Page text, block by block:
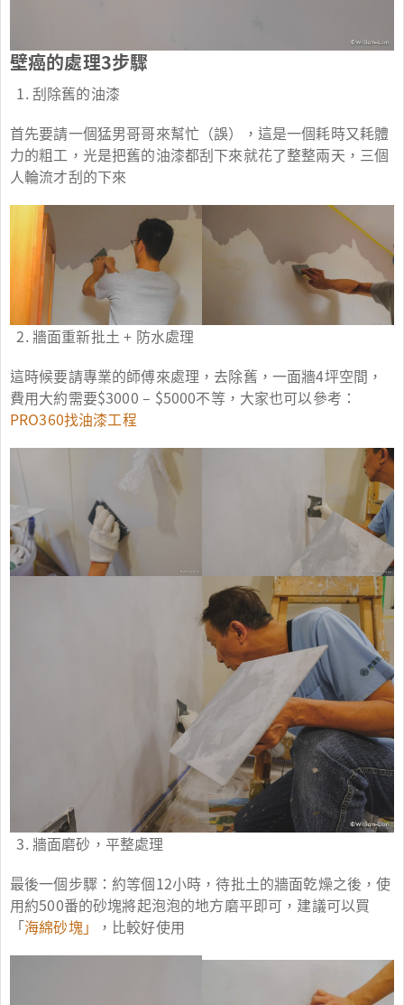
壁癌的處理3步驟
刮除舊的油漆
首先要請一個猛男哥哥來幫忙（誤），這是一個耗時又耗體
力的粗工，光是把舊的油漆都刮下來就花了整整兩天，三個
人輪流才刮的下來
牆面重新批土 + 防水處理
這時候要請專業的師傅來處理，去除舊，一面牆4坪空間，
費用大約需要$3000 – $5000不等，大家也可以參考：
PRO360找油漆工程
牆面磨砂，平整處理
最後一個步驟：約等個12小時，待批土的牆面乾燥之後，使
用約500番的砂塊將起泡泡的地方磨平即可，建議可以買
「海綿砂塊」 ，比較好使用